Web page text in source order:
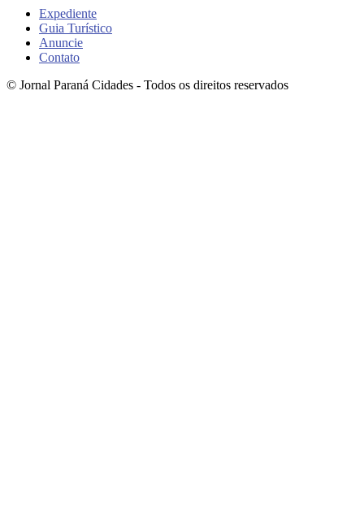
Expediente
Guia Turístico
Anuncie
Contato
© Jornal Paraná Cidades - Todos os direitos reservados